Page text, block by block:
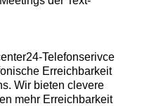
Telefonserivce
Erreichbarkeit
Wir bieten clevere
mehr Erreichbarkeit